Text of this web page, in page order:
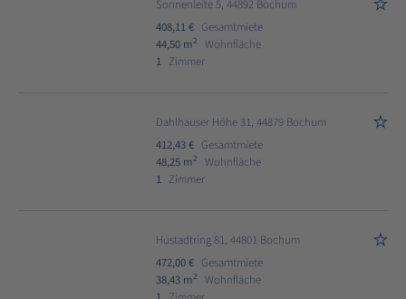
Sonnenleite 5, 44892 Bochum
408,11 € Gesamtmiete
44,50 m2
Wohnfläche
1 Zimmer
Dahlhauser Höhe 31, 44879 Bochum
412,43 € Gesamtmiete
48,25 m2
Wohnfläche
1 Zimmer
Hustadtring 81, 44801 Bochum
472,00 € Gesamtmiete
38,43 m2
Wohnfläche